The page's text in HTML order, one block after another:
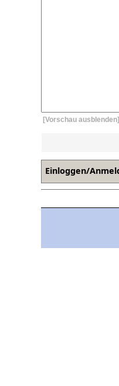
[Vorschau ausblenden]